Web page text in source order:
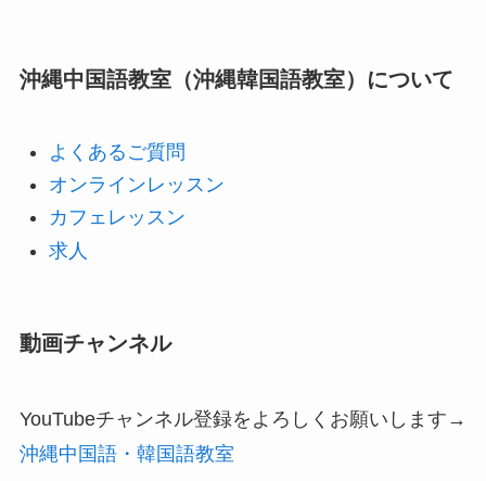
沖縄中国語教室（沖縄韓国語教室）について
よくあるご質問
オンラインレッスン
カフェレッスン
求人
動画チャンネル
YouTubeチャンネル登録をよろしくお願いします→
沖縄中国語・韓国語教室